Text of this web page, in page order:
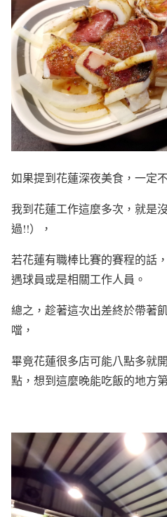
如果提到花蓮深夜美食，一定
我到花蓮工作這麼多次，就是
過!!），
若花蓮有職棒比賽的賽程的話
遇球員或是相關工作人員。
總之，趁著這次出差終於帶著
噹，
畢竟花蓮很多店可能八點多就
點，想到這麼晚能吃飯的地方